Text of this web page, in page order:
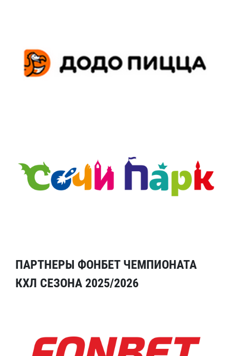
ПАРТНЕРЫ ФОНБЕТ ЧЕМПИОНАТА
КХЛ СЕЗОНА 2025/2026